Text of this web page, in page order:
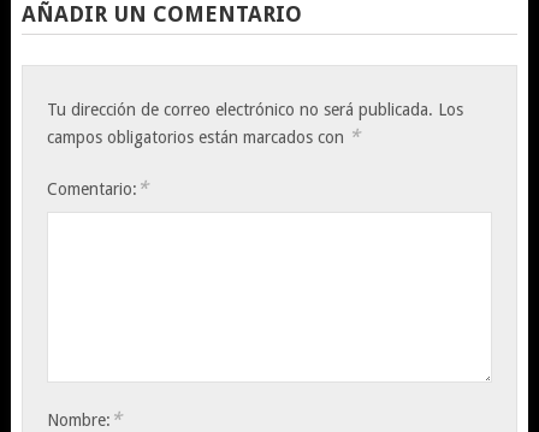
AÑADIR UN COMENTARIO
Tu dirección de correo electrónico no será publicada. Los
campos obligatorios están marcados con *
Comentario: *
Nombre: *